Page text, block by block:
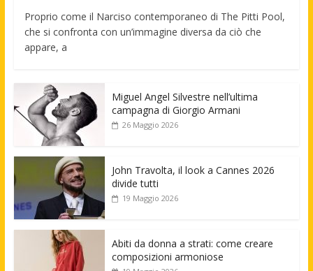
Proprio come il Narciso contemporaneo di The Pitti Pool,
che si confronta con un’immagine diversa da ciò che
appare, a
Miguel Angel Silvestre nell’ultima
campagna di Giorgio Armani
26 Maggio 2026
John Travolta, il look a Cannes 2026
divide tutti
19 Maggio 2026
Abiti da donna a strati: come creare
composizioni armoniose